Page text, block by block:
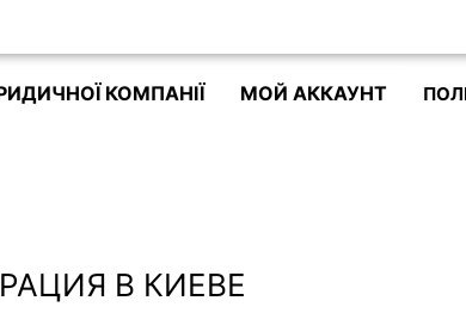
КОМПАНІЇ МОЙ АККАУНТ
В КИЕВЕ